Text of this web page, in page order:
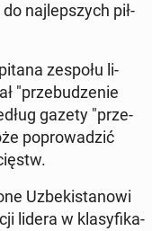
naj­lep­szych pił­
zespołu li­
"prze­bu­dze­nie
gazety "prze­
po­pro­wa­dzić
Uz­be­ki­sta­no­wi
lidera w kla­sy­fi­ka­